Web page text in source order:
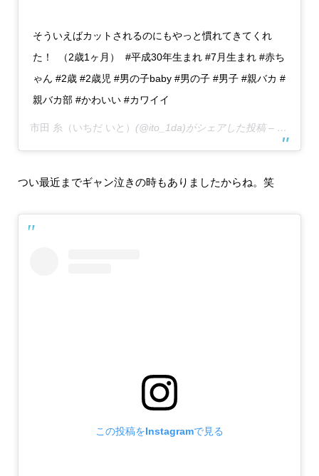
そういえばカットされるのにもやっと慣れてきてくれ
た！ （2歳1ヶ月） #平成30年生まれ #7月生まれ #赤ち
ゃん #2歳 #2歳児 #男の子baby #男の子 #男子 #親バカ #
親バカ部 #かわいい #カワイイ
市田 糸（いちだ いと） (@ito_1da)がシェアした投稿 – 2020年
つい最近までギャン泣きの時もありましたからね。笑
この投稿をInstagramで見る